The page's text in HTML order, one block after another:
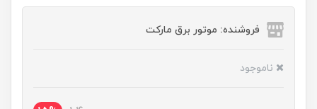
فروشنده: موتور برق مارکت
ناموجود